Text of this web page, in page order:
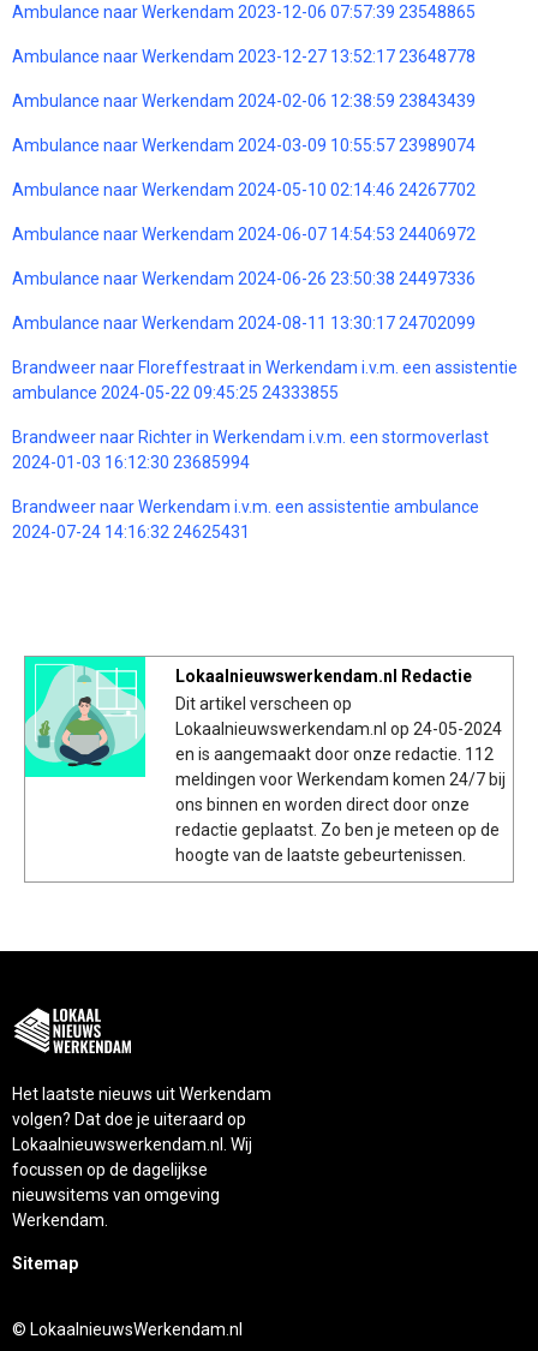
Ambulance naar Werkendam 2023-12-06 07:57:39 23548865
Ambulance naar Werkendam 2023-12-27 13:52:17 23648778
Ambulance naar Werkendam 2024-02-06 12:38:59 23843439
Ambulance naar Werkendam 2024-03-09 10:55:57 23989074
Ambulance naar Werkendam 2024-05-10 02:14:46 24267702
Ambulance naar Werkendam 2024-06-07 14:54:53 24406972
Ambulance naar Werkendam 2024-06-26 23:50:38 24497336
Ambulance naar Werkendam 2024-08-11 13:30:17 24702099
Brandweer naar Floreffestraat in Werkendam i.v.m. een assistentie
ambulance 2024-05-22 09:45:25 24333855
Brandweer naar Richter in Werkendam i.v.m. een stormoverlast
2024-01-03 16:12:30 23685994
Brandweer naar Werkendam i.v.m. een assistentie ambulance
2024-07-24 14:16:32 24625431
Lokaalnieuwswerkendam.nl Redactie
Dit artikel verscheen op
Lokaalnieuwswerkendam.nl op 24-05-2024
en is aangemaakt door onze redactie. 112
meldingen voor Werkendam komen 24/7 bij
ons binnen en worden direct door onze
redactie geplaatst. Zo ben je meteen op de
hoogte van de laatste gebeurtenissen.
Het laatste nieuws uit Werkendam
volgen? Dat doe je uiteraard op
Lokaalnieuwswerkendam.nl. Wij
focussen op de dagelijkse
nieuwsitems van omgeving
Werkendam.
Sitemap
© LokaalnieuwsWerkendam.nl